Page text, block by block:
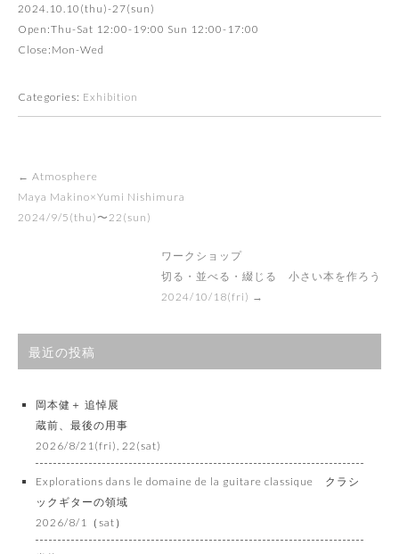
2024.10.10(thu)-27(sun)
Open:Thu-Sat 12:00-19:00 Sun 12:00-17:00
Close:Mon-Wed
Categories: Exhibition
navigation
← Atmosphere
Maya Makino×Yumi Nishimura
2024/9/5(thu)〜22(sun)
ワークショップ
切る・並べる・綴じる 小さい本を作ろう
2024/10/18(fri) →
最近の投稿
岡本健＋ 追悼展
蔵前、最後の用事
2026/8/21(fri), 22(sat)
Explorations dans le domaine de la guitare classique クラシ
ックギターの領域
2026/8/1（sat）